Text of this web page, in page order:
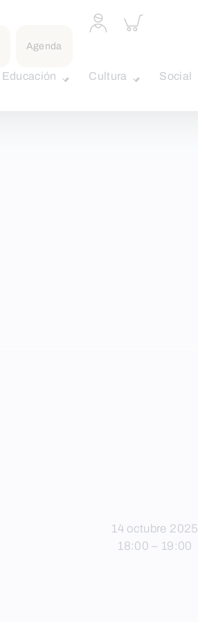
Agenda
Acceder
a
Inspeccionar
carrito
Educación Cultura Social
14 octubre 2025
18:00 – 19:00